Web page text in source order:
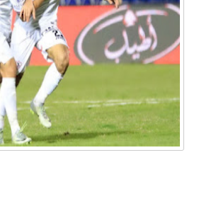
ما هو الفرق بين لقاحات كورونا الثلاث
عليك أن تأخذه؟
شركة خدمات منزلية بالدمام
عبارات عن البيئة
أهمية دعم بحث وتطوير أعمال الشركات